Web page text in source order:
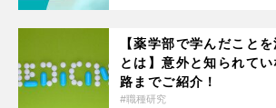
【薬学部で学んだこと
とは】意外と知られて
路までご紹介！
職種研究